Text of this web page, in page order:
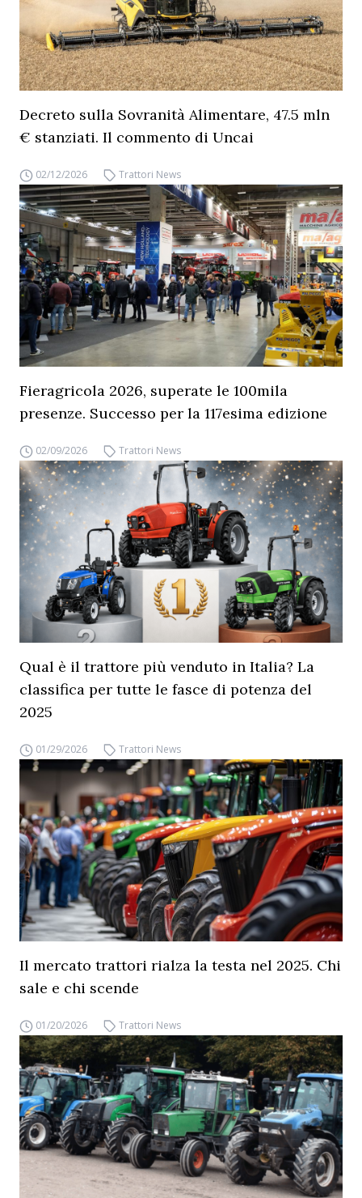
Decreto sulla Sovranità Alimentare, 47.5 mln
€ stanziati. Il commento di Uncai
02/12/2026 Trattori News
Fieragricola 2026, superate le 100mila
presenze. Successo per la 117esima edizione
02/09/2026 Trattori News
Qual è il trattore più venduto in Italia? La
classifica per tutte le fasce di potenza del
2025
01/29/2026 Trattori News
Il mercato trattori rialza la testa nel 2025. Chi
sale e chi scende
01/20/2026 Trattori News